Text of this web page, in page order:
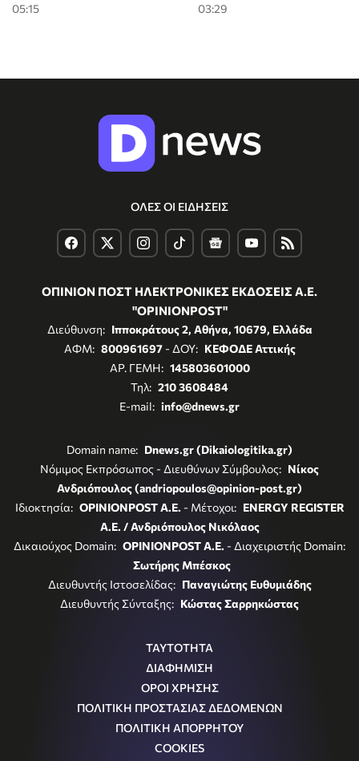
05:15
03:29
ΟΛΕΣ ΟΙ ΕΙΔΗΣΕΙΣ
ΟΠΙΝΙΟΝ ΠΟΣΤ ΗΛΕΚΤΡΟΝΙΚΕΣ ΕΚΔΟΣΕΙΣ Α.Ε.
"OPINIONPOST"
Διεύθυνση: Ιπποκράτους 2, Αθήνα, 10679, Ελλάδα
ΑΦΜ: 800961697- ΔΟΥ: ΚΕΦΟΔΕ Αττικής
ΑΡ. ΓΕΜΗ: 145803601000
Τηλ: 210 3608484
E-mail: info@dnews.gr
Domain name: Dnews.gr (Dikaiologitika.gr)
Νόμιμος Εκπρόσωπος - Διευθύνων Σύμβουλος: Νίκος
Ανδριόπουλος (andriopoulos@opinion-post.gr)
Ιδιοκτησία: OPINIONPOST A.E. - Μέτοχοι: ENERGY REGISTER
Α.Ε. / Ανδριόπουλος Νικόλαος
Δικαιούχος Domain: OPINIONPOST A.E. - Διαχειριστής Domain:
Σωτήρης Μπέσκος
Διευθυντής Ιστοσελίδας: Παναγιώτης Ευθυμιάδης
Διευθυντής Σύνταξης: Κώστας Σαρρηκώστας
ΤΑΥΤΟΤΗΤΑ
ΔΙΑΦΗΜΙΣΗ
ΟΡΟΙ ΧΡΗΣΗΣ
ΠΟΛΙΤΙΚΗ ΠΡΟΣΤΑΣΙΑΣ ΔΕΔΟΜΕΝΩΝ
ΠΟΛΙΤΙΚΗ ΑΠΟΡΡΗΤΟΥ
COOKIES